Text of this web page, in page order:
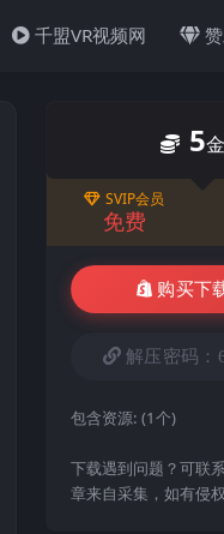
千盟VR视频网
5
SVIP会员
免费
购买下
解压密码：
包含资源: (1个)
下载遇到问题？可联
章来自采集，如有侵